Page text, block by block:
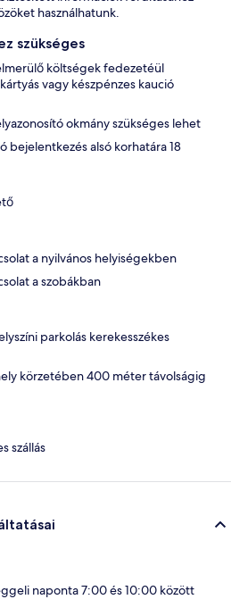
használhatunk.
szükséges
költségek fedezetéül
vagy készpénzes kaució
okmány szükséges lehet
bejelentkezés alsó korhatára 18
a nyilvános helyiségekben
a szobákban
parkolás kerekesszékes
körzetében 400 méter távolságig
szállás
naponta 7:00 és 10:00 között